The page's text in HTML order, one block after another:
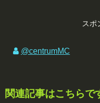
スポ
@centrumMC
関連記事はこちらで